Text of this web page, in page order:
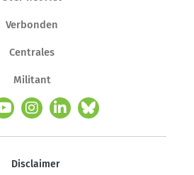
Verbonden
Centrales
Militant
Disclaimer